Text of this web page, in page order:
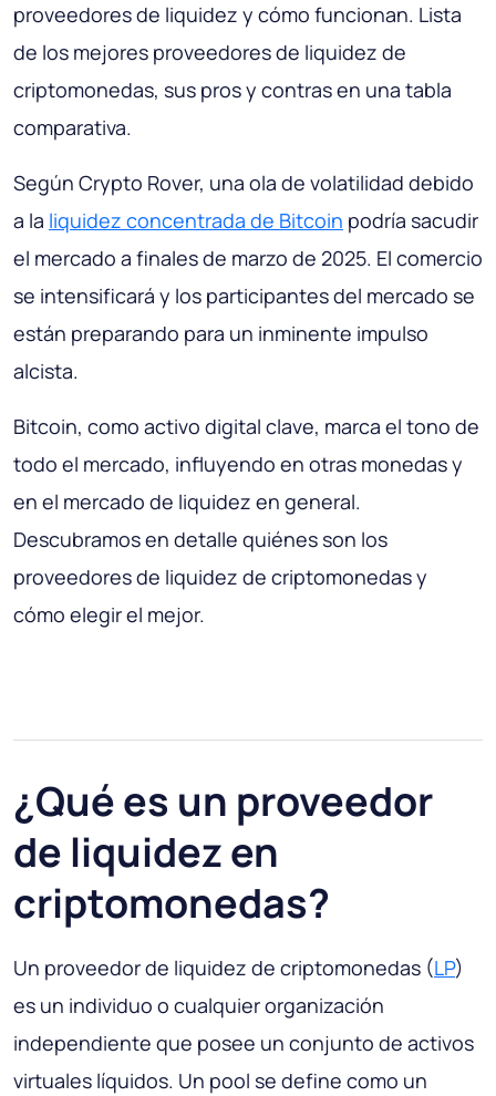
proveedores de liquidez y cómo funcionan. Lista
de los mejores proveedores de liquidez de
criptomonedas, sus pros y contras en una tabla
comparativa.
Según Crypto Rover, una ola de volatilidad debido
a la liquidez concentrada de Bitcoin podría sacudir
el mercado a finales de marzo de 2025. El comercio
se intensificará y los participantes del mercado se
están preparando para un inminente impulso
alcista.
Bitcoin, como activo digital clave, marca el tono de
todo el mercado, influyendo en otras monedas y
en el mercado de liquidez en general.
Descubramos en detalle quiénes son los
proveedores de liquidez de criptomonedas y
cómo elegir el mejor.
¿Qué es un proveedor
de liquidez en
criptomonedas?
Un proveedor de liquidez de criptomonedas (LP)
es un individuo o cualquier organización
independiente que posee un conjunto de activos
virtuales líquidos. Un pool se define como un